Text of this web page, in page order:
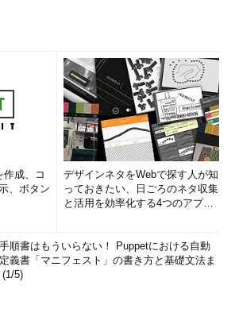
作成、コ
、ボタン
デザインネタをWebで探す人が知
っておきたい、日ごろのネタ収集
と活用を効率化する4つのアプリ
順書はもういらない！ Puppetにおける自動
義書「マニフェスト」の書き方と基礎文法ま
(1/5)